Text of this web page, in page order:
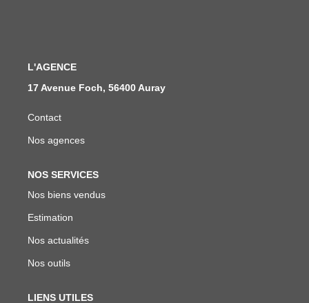
L'AGENCE
17 Avenue Foch, 56400 Auray
Contact
Nos agences
NOS SERVICES
Nos biens vendus
Estimation
Nos actualités
Nos outils
LIENS UTILES